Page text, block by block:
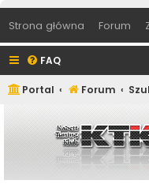
Strona główna Forum
FAQ
Portal Forum